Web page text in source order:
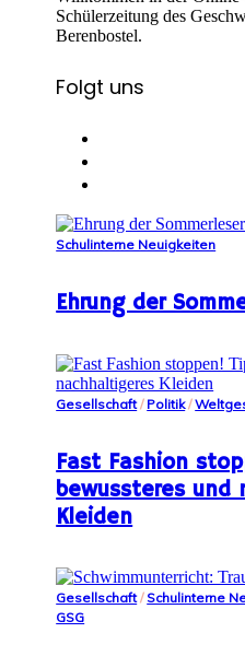
Schülerzeitung des
Berenbostel.
Folgt uns
Schulinterne Neuigkeiten
Ehrung der
Gesellschaft/ Politik/
Fast Fashion
bewussteres und
Kleiden
Gesellschaft/ Schulinterne
GSG